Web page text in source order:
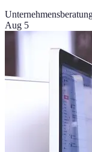
Aug 5